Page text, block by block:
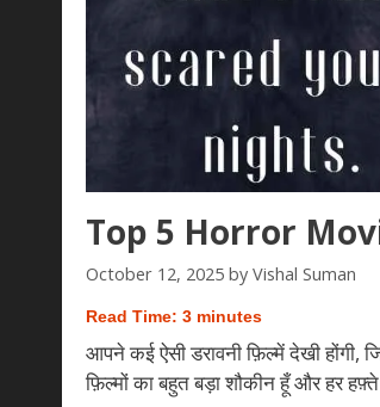
Top 5 Horror
October 12, 2025 by Vishal Suman
Read Time: 3 minutes
आपने कई ऐसी डरावनी फ़िल्में देखी होंगी,
फ़िल्मों का बहुत बड़ा शौकीन हूँ और हर